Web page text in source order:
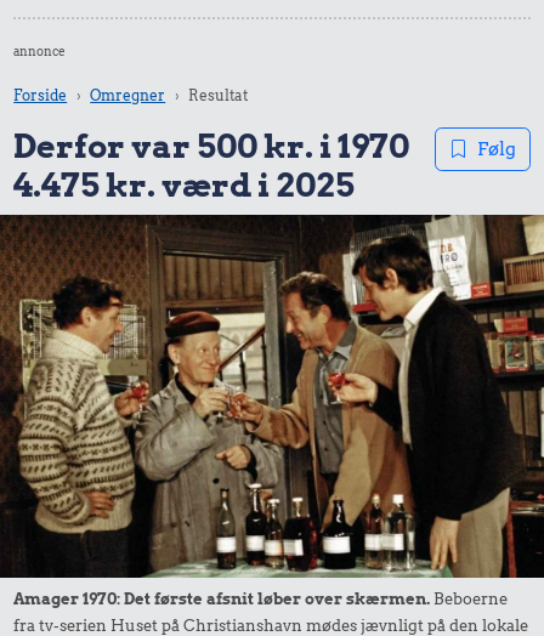
annonce
Forside Omregner Resultat
Derfor var 500 kr. i 1970
4.475 kr. værd i 2025
Følg
Amager 1970: Det første afsnit løber over skærmen. Beboerne
fra tv-serien Huset på Christianshavn mødes jævnligt på den lokale